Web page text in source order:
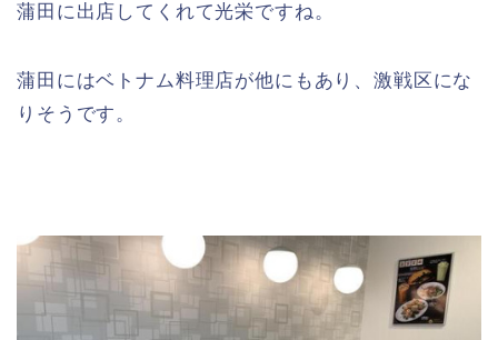
蒲田に出店してくれて光栄ですね。
蒲田にはベトナム料理店が他にもあり、激戦区にな
りそうです。